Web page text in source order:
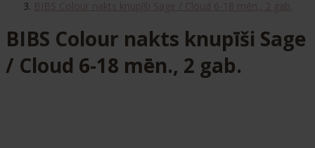
BIBS Colour nakts knupīši Sage
/ Cloud 6-18 mēn., 2 gab.